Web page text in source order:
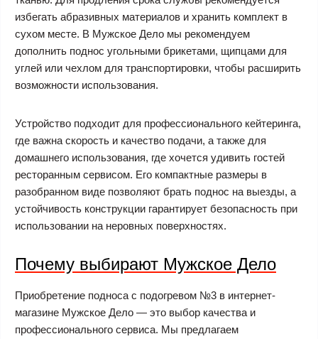
избегать абразивных материалов и хранить комплект в
сухом месте. В Мужское Дело мы рекомендуем
дополнить поднос угольными брикетами, щипцами для
углей или чехлом для транспортировки, чтобы расширить
возможности использования.
Устройство подходит для профессионального кейтеринга,
где важна скорость и качество подачи, а также для
домашнего использования, где хочется удивить гостей
ресторанным сервисом. Его компактные размеры в
разобранном виде позволяют брать поднос на выезды, а
устойчивость конструкции гарантирует безопасность при
использовании на неровных поверхностях.
Почему выбирают Мужское Дело
Приобретение подноса с подогревом №3 в интернет-
магазине Мужское Дело — это выбор качества и
профессионального сервиса. Мы предлагаем